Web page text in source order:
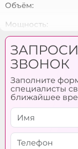
Объём:
Мощность:
Размеры:
ЗВОНОК
Заполните
специалисты
ближайшее